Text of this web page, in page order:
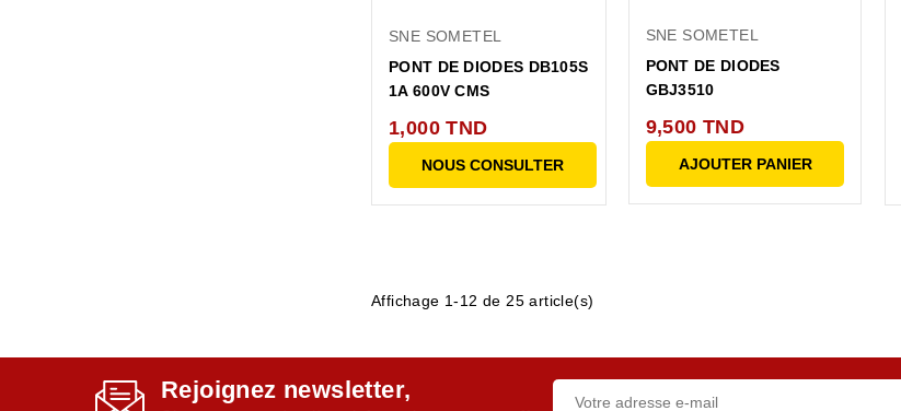
SNE SOMETEL
PONT DE DIODES DB105S
1A 600V CMS
1,000 TND
NOUS CONSULTER
SNE SOMETEL
PONT DE DIODES
GBJ3510
9,500 TND
AJOUTER PANIER
Affichage 1-12 de 25 article(s)
Rejoignez newsletter,